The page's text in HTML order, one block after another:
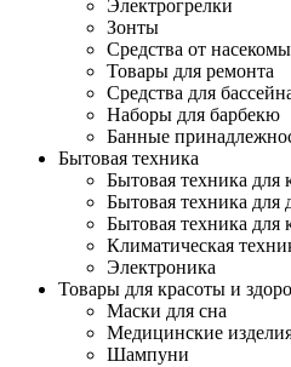
Электрогрелки
Зонты
Средства от
Товары для ремонта
Средства для
Наборы для барбекю
Банные
Бытовая техника
Бытовая техника для
Бытовая техника для
Бытовая техника для
Климатическая
Электроника
Товары для красоты и
Маски для сна
Медицинские
Шампуни